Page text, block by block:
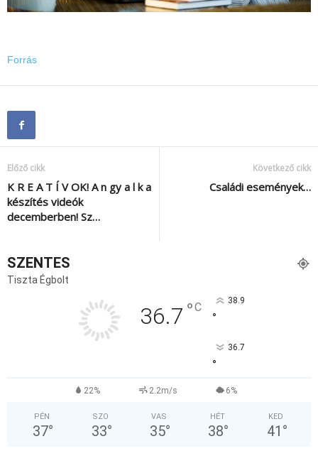
Forrás
Előző cikk
K R E A T Í V OK! A n gy a l k a
készítés videók
decemberben! Sz…
Következő cikk
Családi események…
SZENTES
Tiszta Égbolt
36.7 °C 38.9
°
36.7
°
22% 2.2m/s 6%
PÉN
37°
SZO
33°
VAS
35°
HÉT
38°
KED
41 °